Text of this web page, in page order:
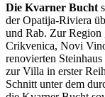
Die Kvarner Bucht
der Opatija-Riviera
und Rab. Zur Region
Crikvenica, Novi
renovierten
zur Villa in erster
Schnitt unter dem